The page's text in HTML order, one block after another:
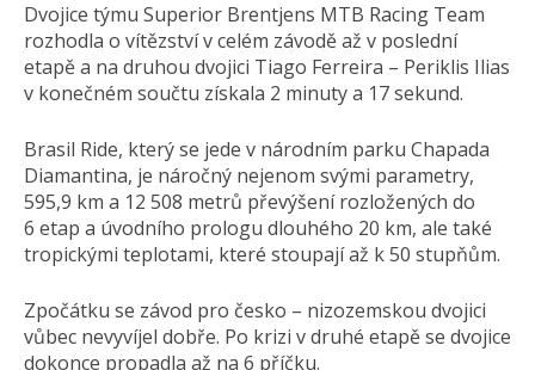
Dvojice týmu Superior Brentjens MTB Racing Team
rozhodla o vítězství v celém závodě až v poslední
etapě a na druhou dvojici Tiago Ferreira – Periklis Ilias
v konečném součtu získala 2 minuty a 17 sekund.
Brasil Ride, který se jede v národním parku Chapada
Diamantina, je náročný nejenom svými parametry,
595,9 km a 12 508 metrů převýšení rozložených do
6 etap a úvodního prologu dlouhého 20 km, ale také
tropickými teplotami, které stoupají až k 50 stupňům.
Zpočátku se závod pro česko – nizozemskou dvojici
vůbec nevyvíjel dobře. Po krizi v druhé etapě se dvojice
dokonce propadla až na 6 příčku.